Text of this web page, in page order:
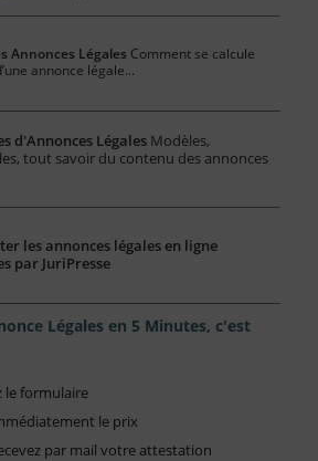
Annonces Légales Comment se calcule
annonce légale...
d'Annonces Légales Modèles,
tout savoir du contenu des annonces
les annonces légales en ligne
par JuriPresse
Légales en 5 Minutes, c'est
le formulaire
le prix
par mail votre attestation